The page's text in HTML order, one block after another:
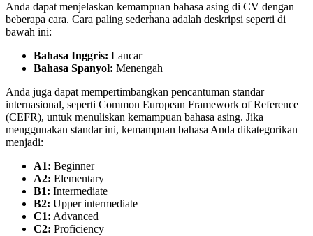
Anda dapat menjelaskan kemampuan bahasa asing di CV dengan
beberapa cara. Cara paling sederhana adalah deskripsi seperti di
bawah ini:
Bahasa Inggris: Lancar
Bahasa Spanyol: Menengah
Anda juga dapat mempertimbangkan pencantuman standar
internasional, seperti Common European Framework of Reference
(CEFR), untuk menuliskan kemampuan bahasa asing. Jika
menggunakan standar ini, kemampuan bahasa Anda dikategorikan
menjadi:
A1: Beginner
A2: Elementary
B1: Intermediate
B2: Upper intermediate
C1: Advanced
C2: Proficiency